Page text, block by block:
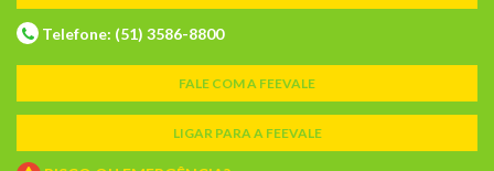
Telefone: (51) 3586-8800
FALE COM A FEEVALE
LIGAR PARA A FEEVALE